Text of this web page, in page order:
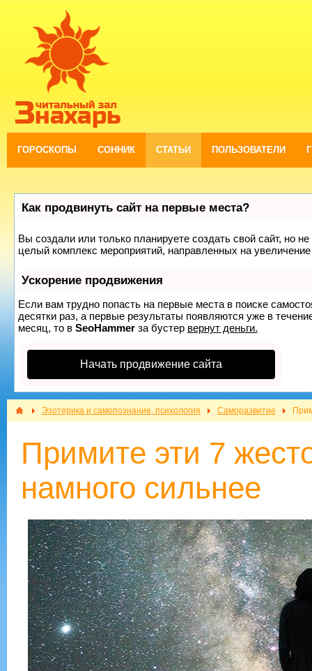
ГОРОСКОПЫ СОННИК СТАТЬИ ПОЛЬЗОВАТЕЛИ
Как продвинуть сайт на первые места?
Вы создали или только планируете создать свой сайт, но
целый комплекс мероприятий, направленных на
Ускорение продвижения
Если вам трудно попасть на первые места в поиске
десятки раз, а первые результаты появляются уже в
месяц, то в SeoHammerза бустер вернут деньги.
Начать продвижение сайта
Эзотерика и самопознание, психология Саморазвитие
Примите эти 7
намного сильнее